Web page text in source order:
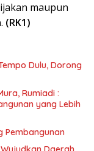
maupun
(RK1)
Dulu, Dorong
Rumiadi :
Pembangunan